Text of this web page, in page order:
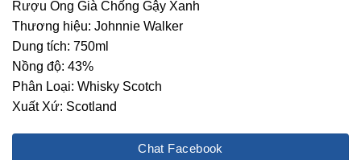
Rượu Ông Già Chống Gậy Xanh
Thương hiệu: Johnnie Walker
Dung tích: 750ml
Nồng độ: 43%
Phân Loại: Whisky Scotch
Xuất Xứ: Scotland
Chat Facebook